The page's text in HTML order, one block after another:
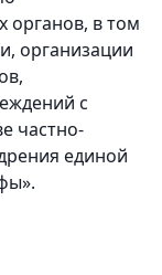
органов, в том
организации
с
частно-
единой